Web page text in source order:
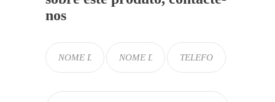
nos